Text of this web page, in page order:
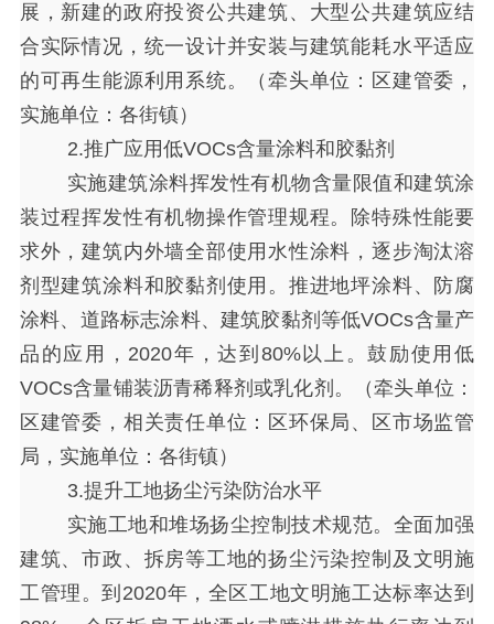
展，新建的政府投资公共建筑、大型公共建筑应结
合实际情况，统一设计并安装与建筑能耗水平适应
的可再生能源利用系统。（牵头单位：区建管委，
实施单位：各街镇）
2.推广应用低VOCs含量涂料和胶黏剂
实施建筑涂料挥发性有机物含量限值和建筑涂
装过程挥发性有机物操作管理规程。除特殊性能要
求外，建筑内外墙全部使用水性涂料，逐步淘汰溶
剂型建筑涂料和胶黏剂使用。推进地坪涂料、防腐
涂料、道路标志涂料、建筑胶黏剂等低VOCs含量产
品的应用，2020年，达到80%以上。鼓励使用低
VOCs含量铺装沥青稀释剂或乳化剂。（牵头单位：
区建管委，相关责任单位：区环保局、区市场监管
局，实施单位：各街镇）
3.提升工地扬尘污染防治水平
实施工地和堆场扬尘控制技术规范。全面加强
建筑、市政、拆房等工地的扬尘污染控制及文明施
工管理。到 2020年，全区工地文明施工达标率达到